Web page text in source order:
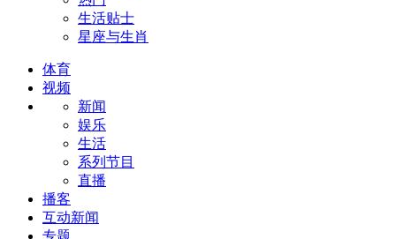
生活贴士
星座与生肖
体育
视频
新闻
娱乐
生活
系列节目
直播
播客
互动新闻
专题